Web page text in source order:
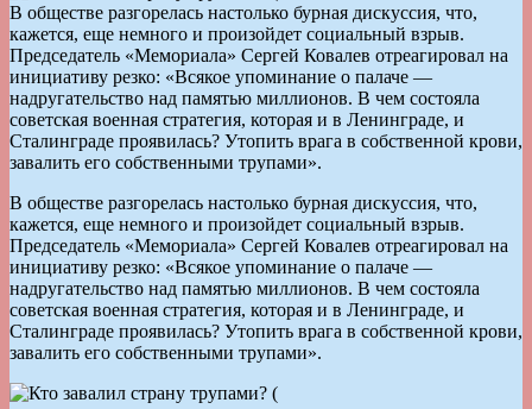
В обществе разгорелась настолько бурная дискуссия, что,
кажется, еще немного и произойдет социальный взрыв.
Председатель «Мемориала» Сергей Ковалев отреагировал на
инициативу резко: «Всякое упоминание о палаче —
надругательство над памятью миллионов. В чем состояла
советская военная стратегия, которая и в Ленинграде, и
Сталинграде проявилась? Утопить врага в собственной крови,
завалить его собственными трупами».
В обществе разгорелась настолько бурная дискуссия, что,
кажется, еще немного и произойдет социальный взрыв.
Председатель «Мемориала» Сергей Ковалев отреагировал на
инициативу резко: «Всякое упоминание о палаче —
надругательство над памятью миллионов. В чем состояла
советская военная стратегия, которая и в Ленинграде, и
Сталинграде проявилась? Утопить врага в собственной крови,
завалить его собственными трупами».